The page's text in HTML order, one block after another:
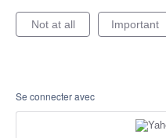
Not at all Important
Se connecter avec